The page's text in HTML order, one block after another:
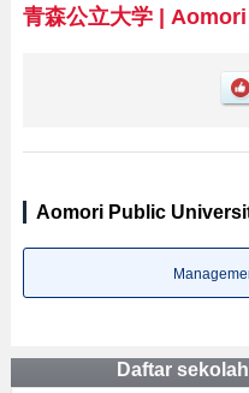
informasi yang berguna bagi
untuk jumlah pendaftar dan
jalan, dan lainnya. Silakan
青森公立大学|
Aomori Public
Daftar